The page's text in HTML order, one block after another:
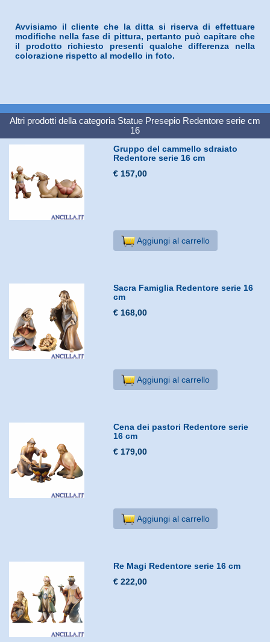
Avvisiamo il cliente che la ditta si riserva di effettuare
modifiche nella fase di pittura, pertanto può capitare che
il prodotto richiesto presenti qualche differenza nella
colorazione rispetto al modello in foto.
Altri prodotti della categoria Statue Presepio Redentore serie cm
16
Gruppo del cammello sdraiato
Redentore serie 16 cm
€ 157,00
Aggiungi al carrello
Sacra Famiglia Redentore serie 16
cm
€ 168,00
Aggiungi al carrello
Cena dei pastori Redentore serie
16 cm
€ 179,00
Aggiungi al carrello
Re Magi Redentore serie 16 cm
€ 222,00